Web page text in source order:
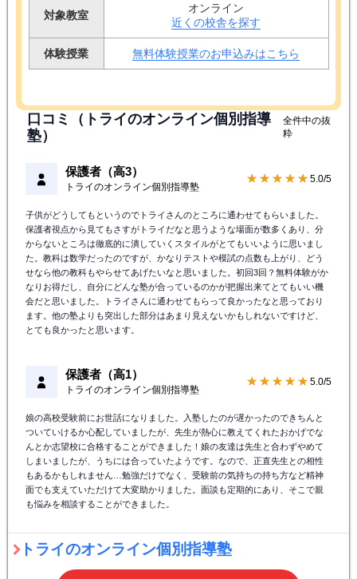
対象教室
オンライン
近くの校舎を探す
体験授業 無料体験授業のお申込みはこちら
口コミ（トライのオンライン個別指導
塾）
全件中の抜
粋
保護者（高3）
トライのオンライン個別指導塾
★★★★★ 5.0/5
子供がどうしてもというのでトライさんのところに通わせてもらいました。
保護者視点から見てもさすがトライだなと思うような場面が数多くあり、分
からないところは徹底的に潰していくスタイルがとてもいいように思いまし
た。教科は数学だったのですが、かなりテストや模試の点数も上がり、どう
せなら他の教科もやらせてあげたいなと思いました。初回3回？無料体験がか
なりお得だし、自分にどんな塾が合っているのかが把握出来てとてもいい機
会だと思いました。トライさんに通わせてもらって良かったなと思っており
ます。他の塾よりも突出した部分はあまり見えないかもしれないですけど、
とても良かったと思います。
保護者（高1）
トライのオンライン個別指導塾
★★★★★ 5.0/5
娘の高校受験前にお世話になりました。入塾したのが遅かったのできちんと
ついていけるか心配していましたが、先生が熱心に教えてくれたおかげでな
んとか志望校に合格することができました！娘の友達は先生と合わずやめて
しまいましたが、うちには合っていたようです。なので、正直先生との相性
もあるかもしれません…勉強だけでなく、受験前の気持ちの持ち方など精神
面でも支えていただけて大変助かりました。面談も定期的にあり、そこで親
も悩みを相談することができました。
トライのオンライン個別指導塾